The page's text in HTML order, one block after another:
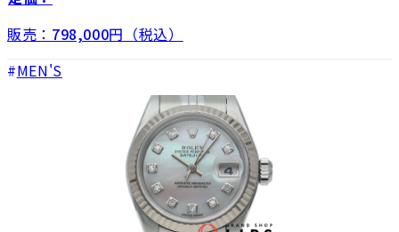
販売： 798,000円（税込）
MEN'S